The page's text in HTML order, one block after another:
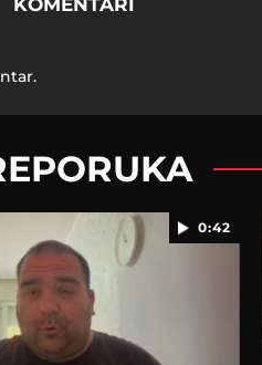
KOMENTARI
0:42